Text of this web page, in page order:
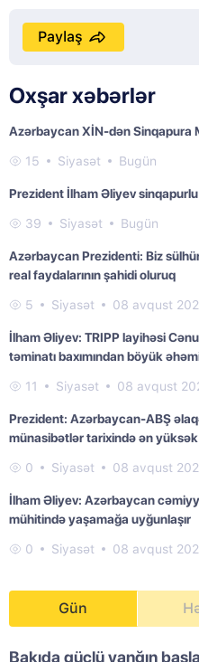
Paylaş
Oxşar xəbərlər
Azərbaycan XİN-dən Sinqapura
15 Siyasət Bugün
Prezident İlham Əliyev sinqapurlu
39 Siyasət Bugün
Azərbaycan Prezidenti: Biz
real faydalarının şahidi oluruq
5 Siyasət 08 avqust
İlham Əliyev: TRIPP layihəsi
təminatı baxımından böyük
11 Siyasət 08 avqust
Prezident: Azərbaycan-ABŞ
münasibətlər tarixində ən yüksək
0 Siyasət 08 avqust
İlham Əliyev: Azərbaycan
mühitində yaşamağa uyğunlaşır
0 Siyasət 08 avqust
Gün
Bakıda güclü yanğın